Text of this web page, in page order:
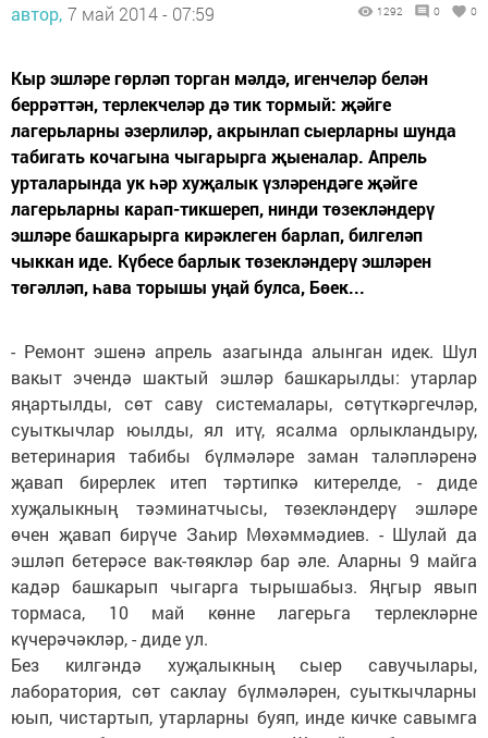
автор, 7 май 2014 - 07:59 1292 0 0
Кыр эшләре гөрләп торган мәлдә, игенчеләр белән
беррәттән, терлекчеләр дә тик тормый: җәйге
лагерьларны әзерлиләр, акрынлап сыерларны шунда
табигать кочагына чыгарырга җыеналар. Апрель
урталарында ук һәр хуҗалык үзләрендәге җәйге
лагерьларны карап-тикшереп, нинди төзекләндерү
эшләре башкарырга кирәклеген барлап, билгеләп
чыккан иде. Күбесе барлык төзекләндерү эшләрен
төгәлләп, һава торышы уңай булса, Бөек...
- Ремонт эшенә апрель азагында алынган идек. Шул
вакыт эчендә шактый эшләр башкарылды: утарлар
яңартылды, сөт саву системалары, сөтүткәргечләр,
суыткычлар юылды, ял итү, ясалма орлыкландыру,
ветеринария табибы бүлмәләре заман таләпләренә
җавап бирерлек итеп тәртипкә китерелде, - диде
хуҗалыкның тәэминатчысы, төзекләндерү эшләре
өчен җавап бирүче Заһир Мөхәммәдиев. - Шулай да
эшләп бетерәсе вак-төякләр бар әле. Аларны 9 майга
кадәр башкарып чыгарга тырышабыз. Яңгыр явып
тормаса, 10 май көнне лагерьга терлекләрне
күчерәчәкләр, - диде ул.
Без килгәндә хуҗалыкның сыер савучылары,
лаборатория, сөт саклау бүлмәләрен, суыткычларны
юып, чистартып, утарларны буяп, инде кичке савымга